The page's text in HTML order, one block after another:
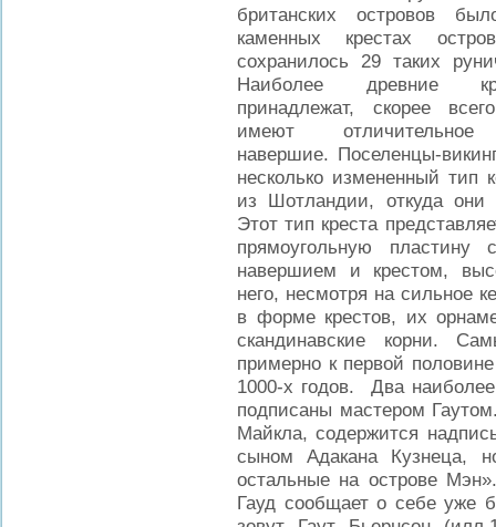
британских островов
каменных крестах
сохранилось 29 таких
Наиболее древние
принадлежат, скорее
имеют отличительное
навершие. Поселенцы-
несколько измененный тип
из Шотландии, откуда
Этот тип креста
прямоугольную пластину
навершием и крестом,
него, несмотря на сильное
в форме крестов, их
скандинавские корни.
примерно к первой
1000-х годов. Два
подписаны мастером
Майкла, содержится
сыном Адакана Кузнеца,
остальные на острове
Гауд сообщает о себе уже